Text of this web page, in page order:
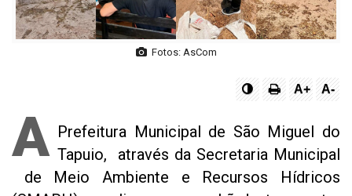
Fotos: AsCom
A+ A-
A Prefeitura Municipal de São Miguel do
Tapuio, através da Secretaria Municipal
de Meio Ambiente e Recursos Hídricos